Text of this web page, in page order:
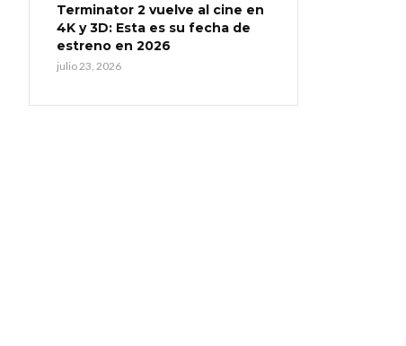
Terminator 2 vuelve al cine en
4K y 3D: Esta es su fecha de
estreno en 2026
julio 23, 2026